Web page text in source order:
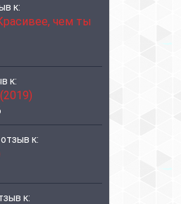
к:
чем ты
к:
к:
к: